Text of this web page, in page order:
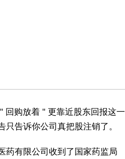
回购放着 " 更靠近股东回报这一
告诉你公司真把股注销了。
药有限公司收到了国家药监局